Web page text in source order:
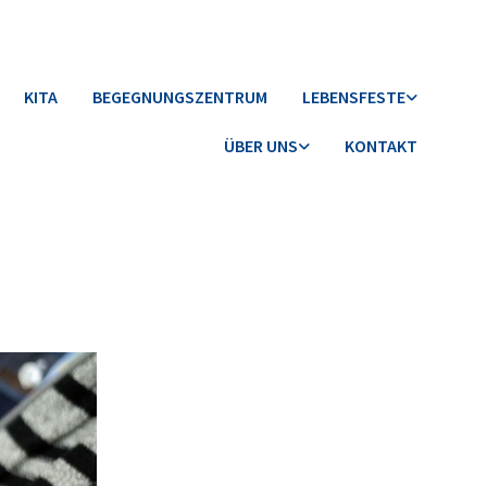
KITA BEGEGNUNGSZENTRUM LEBENSFESTE
ÜBER UNS KONTAKT